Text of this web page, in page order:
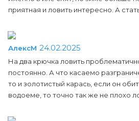
приятная и ловить интересно. А
АлексМ 24.02.2025
На два крючка ловить
постоянно. А что касаемо
то и золотистый карась, если он
водоеме, то точно так же не плохо